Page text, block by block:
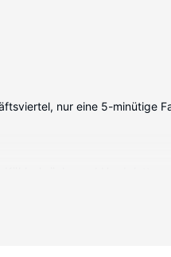
nur eine 5-minütige
vorhanden. Zur